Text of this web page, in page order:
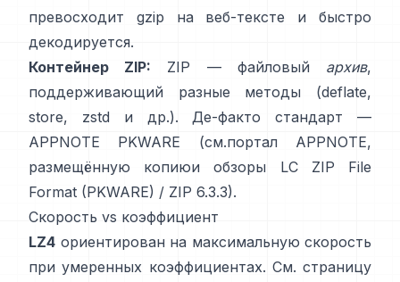
превосходит gzip на веб-тексте и быстро
декодируется.
Контейнер ZIP: ZIP — файловый архив,
поддерживающий разные методы (deflate,
store, zstd и др.). Де-факто стандарт —
APPNOTE PKWARE (см.портал APPNOTE,
размещённую копиюи обзоры LC
ZIP File
Format (PKWARE) / ZIP 6.3.3).
Скорость vs коэффициент
LZ4 ориентирован на максимальную скорость
при умеренных коэффициентах. См. страницу